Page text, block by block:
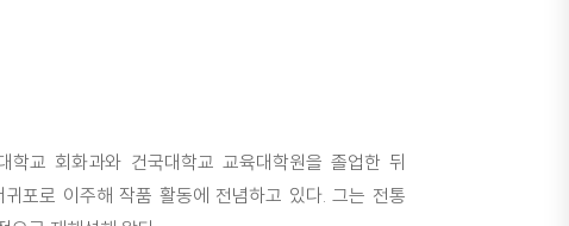
학교 회화과와 건국대학교 교육대학원을 졸업한 뒤
포로 이주해 작품 활동에 전념하고 있다. 그는 전통